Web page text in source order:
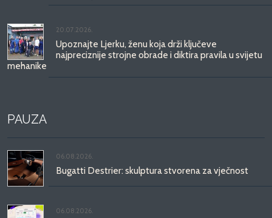
20.07.2026.
Upoznajte Ljerku, ženu koja drži ključeve
najpreciznije strojne obrade i diktira pravila u svijetu
mehanike
PAUZA
06.08.2026.
Bugatti Destrier: skulptura stvorena za vječnost
06.08.2026.